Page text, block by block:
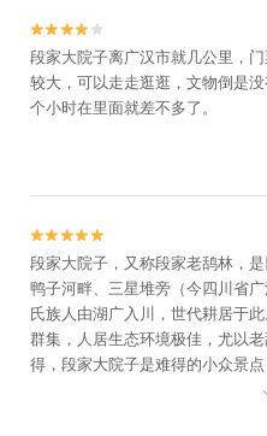


段家大院子离广汉市就几公里，
较大，可以走走逛逛，文物倒是
个小时在里面就差不多了。


段家大院子，又称段家老鸹林，
鸭子河畔、三星堆旁（今四川省
氏族人由湖广入川，世代耕居于
群集，人居生态环境极佳，尤以
得，段家大院子是难得的小众景
一样，生态好，随处可见坐椅阅